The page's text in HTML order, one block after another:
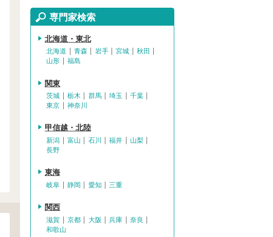
専門家検索
北海道・東北
北海道 青森 岩手 宮城
秋田
山形
福島
関東
茨城 栃木 群馬 埼玉
千葉
東京
神奈川
甲信越・北陸
新潟 富山 石川 福井
山梨
長野
東海
岐阜 静岡 愛知 三重
関西
滋賀 京都 大阪 兵庫
奈良
和歌山